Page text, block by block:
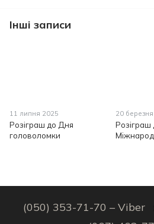
Інші записи
11 липня 2025
Розіграш до Дня
головоломки
20
Розіграш
(050) 353-71-70 – Viber